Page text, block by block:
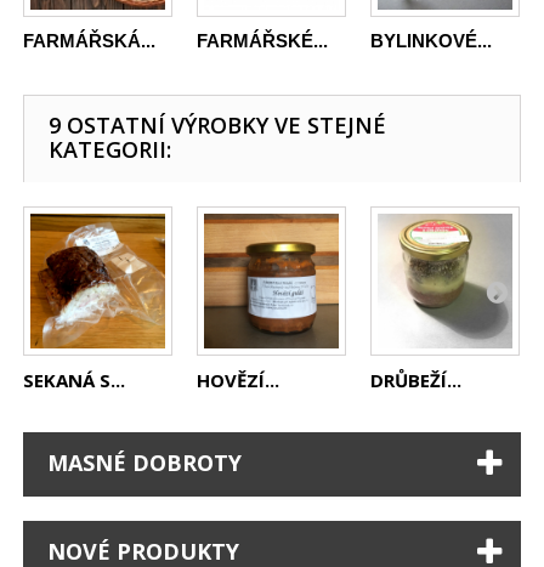
FARMÁŘSKÁ... FARMÁŘSKÉ... BYLINKOVÉ...
9 OSTATNÍ VÝROBKY VE STEJNÉ
KATEGORII:
SEKANÁ S... HOVĚZÍ... DRŮBEŽÍ...
MASNÉ DOBROTY
NOVÉ PRODUKTY